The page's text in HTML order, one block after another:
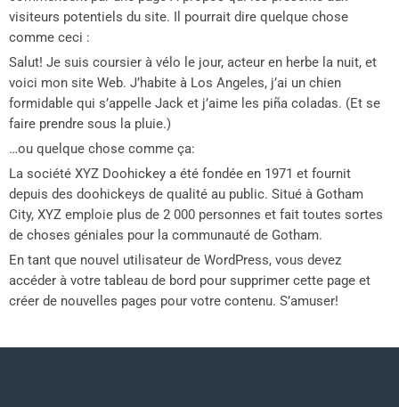
visiteurs potentiels du site. Il pourrait dire quelque chose
comme ceci :
Salut! Je suis coursier à vélo le jour, acteur en herbe la nuit, et
voici mon site Web. J’habite à Los Angeles, j’ai un chien
formidable qui s’appelle Jack et j’aime les piña coladas. (Et se
faire prendre sous la pluie.)
…ou quelque chose comme ça:
La société XYZ Doohickey a été fondée en 1971 et fournit
depuis des doohickeys de qualité au public. Situé à Gotham
City, XYZ emploie plus de 2 000 personnes et fait toutes sortes
de choses géniales pour la communauté de Gotham.
En tant que nouvel utilisateur de WordPress, vous devez
accéder à votre tableau de bord pour supprimer cette page et
créer de nouvelles pages pour votre contenu. S’amuser!